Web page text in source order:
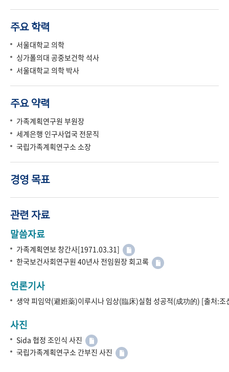
주요 학력
서울대학교 의학
싱가폴의대 공중보건학 석사
서울대학교 의학 박사
주요 약력
가족계획연구원 부원장
세계은행 인구사업국 전문직
국립가족계획연구소 소장
경영 목표
관련 자료
말씀자료
가족계획연보 창간사[1971.03.31]
한국보건사회연구원 40년사 전임원장 회고록
언론기사
생약 피임약(避姙薬)이루시나 임상(臨床)실험 성공적(成功的) [출처:
사진
Sida 협정 조인식 사진
국립가족계획연구소 간부진 사진